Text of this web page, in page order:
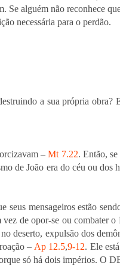
alguém não reconhece
necessária para o perdão.
a sua própria
–Mt 7.22. Então,
de João era do céu ou dos
mensageiros estão
vez de opor-se ou combater
deserto, expulsão dos
– Ap 12.5,9-12. Ele
só há dois impérios. O